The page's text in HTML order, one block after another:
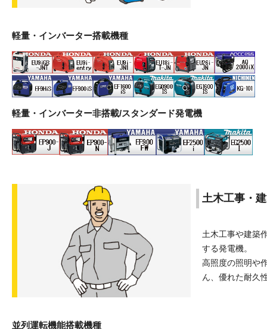
軽量・インバーター搭載機種
軽量・インバーター非搭載/スタンダード発電機
土木工事・
土木工事や建築
する発電機。
高照度の照明や
ん、優れた耐久
並列運転機能搭載機種